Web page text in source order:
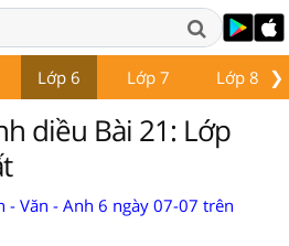
❯
Lớp 6 Lớp 7 Lớp 8
diều Bài 21: Lớp
- Văn - Anh 6 ngày 07-07 trên